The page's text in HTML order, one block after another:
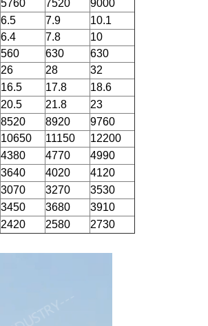
5760 7520
9000
6.5 7.9
10.1
6.4 7.8
10
560 630 630
26 28
32
16.5 17.8
18.6
20.5 21.8
23
8520 8920
9760
10650 11150 12200
4380 4770
4990
3640 4020
4120
3070 3270
3530
3450 3680
3910
2420 2580 2730